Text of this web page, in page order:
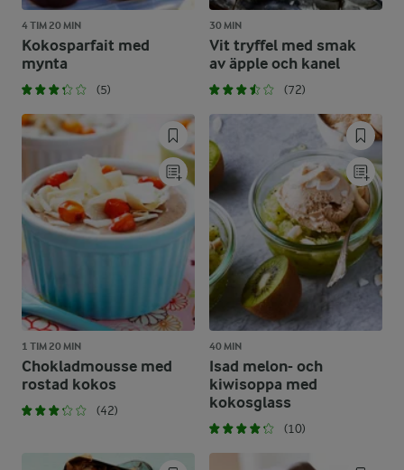
4 TIM 20 MIN
Kokosparfait med
mynta
(5)
30 MIN
Vit tryffel med smak
av äpple och kanel
(72)
1 TIM 20 MIN
Chokladmousse med
rostad kokos
(42)
40 MIN
Isad melon- och
kiwisoppa med
kokosglass
(10)